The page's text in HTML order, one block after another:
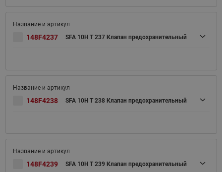
148F4237 SFA 10H T 237 Клапан предохранительный
148F4238 SFA 10H T 238 Клапан предохранительный
148F4239 SFA 10H T 239 Клапан предохранительный